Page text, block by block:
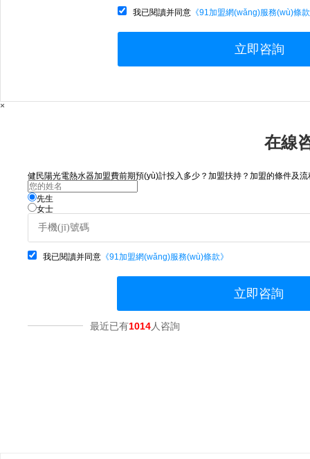
我已閱讀并同意 《91加盟網(wǎng)服務(wù)條
立即咨詢
×
在線
健民陽光電熱水器加盟費前期預(yù)計投入多少？加盟扶持？加盟的條件及流
先生
女士
我已閱讀并同意 《91加盟網(wǎng)服務(wù)條款》
立即咨詢
最近已有1014人咨詢